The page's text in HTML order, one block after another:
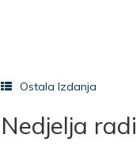
Ostala Izdanja
Nedjelja